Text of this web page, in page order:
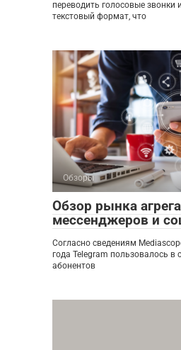
переводить голосовые звонки
текстовый формат, что
Обзоры
Обзор рынка
мессенджеров и
Согласно сведениям
года Telegram пользовалось в
абонентов